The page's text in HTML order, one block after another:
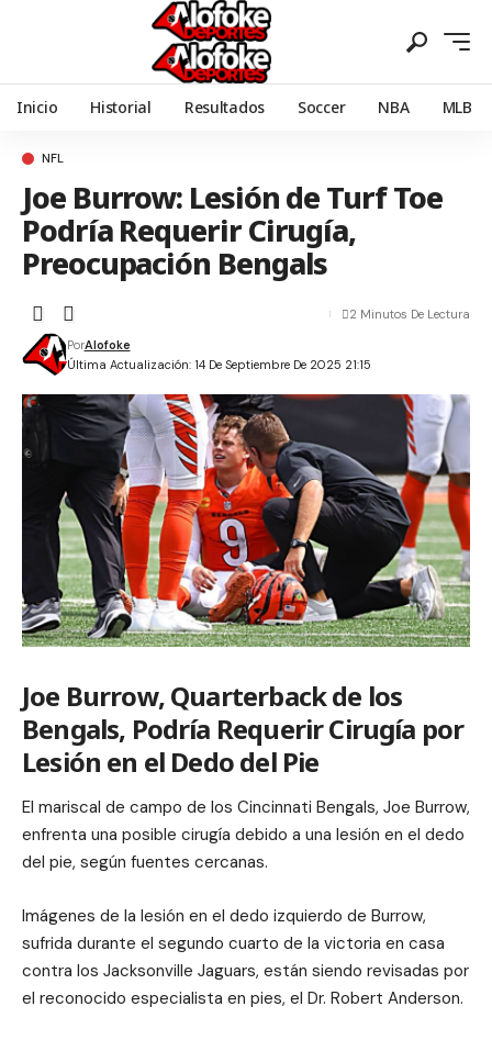
Inicio Historial Resultados Soccer NBA MLB
NFL
Joe Burrow: Lesión de Turf Toe
Podría Requerir Cirugía,
Preocupación Bengals
Última Actualización: 14 De Septiembre De 2025 21:15
PorAlofoke
2 Minutos De Lectura
Joe Burrow, Quarterback de los
Bengals, Podría Requerir Cirugía por
Lesión en el Dedo del Pie
El mariscal de campo de los Cincinnati Bengals, Joe Burrow,
enfrenta una posible cirugía debido a una lesión en el dedo
del pie, según fuentes cercanas.
Imágenes de la lesión en el dedo izquierdo de Burrow,
sufrida durante el segundo cuarto de la victoria en casa
contra los Jacksonville Jaguars, están siendo revisadas por
el reconocido especialista en pies, el Dr. Robert Anderson.